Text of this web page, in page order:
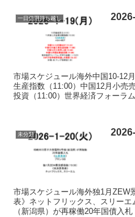
一日信用持ち越し
市場スケジュール海外中国10-12
生産指数（11:00）中国12月小売
投資（11:00）世界経済フォーラ
未分類
市場スケジュール海外独1月ZEW
表》ネットフリックス、スリー
（新潟県）が再稼働20年国債入